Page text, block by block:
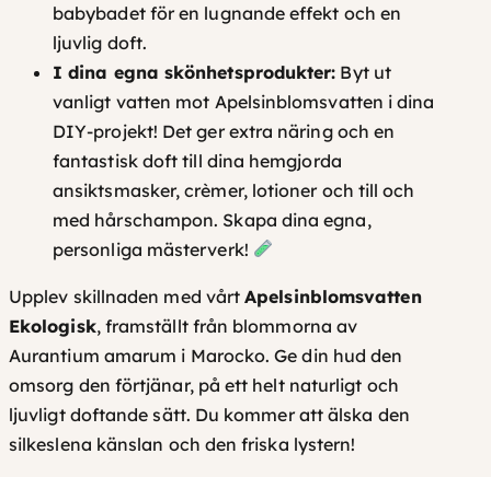
babybadet för en lugnande effekt och en
ljuvlig doft.
I dina egna skönhetsprodukter: Byt ut
vanligt vatten mot Apelsinblomsvatten i dina
DIY-projekt! Det ger extra näring och en
fantastisk doft till dina hemgjorda
ansiktsmasker, crèmer, lotioner och till och
med hårschampon. Skapa dina egna,
personliga mästerverk!
Upplev skillnaden med vårtApelsinblomsvatten
Ekologisk, framställt från blommorna av
Aurantium amarum i Marocko. Ge din hud den
omsorg den förtjänar, på ett helt naturligt och
ljuvligt doftande sätt. Du kommer att älska den
silkeslena känslan och den friska lystern!